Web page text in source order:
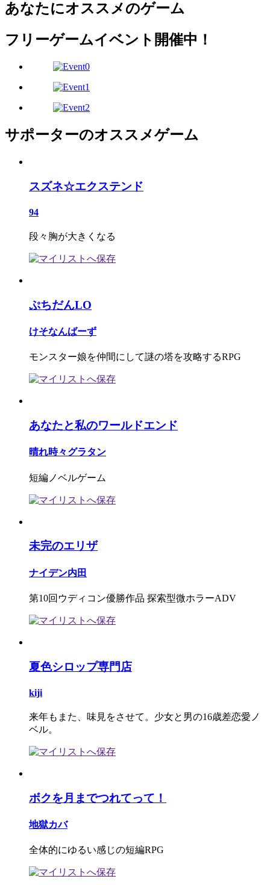
あなたにオススメのゲーム
フリーゲームイベント開催中！
サポーターのオススメゲーム
スズネ☆エクステンド
94
段々胸が大きくなる
ぷちだんLO
けそなんばーず
モンスター娘を仲間にして謎の塔を攻略するRPG
あなたと私のワールドエンド
晴れ時々グラタン
短編ノベルゲーム
未完のエリザ
ナイデン内田
第10回ウディコン優勝作品 探索型微ホラーADV
夏色シロップ専門店
kiji
来年もまた、味見をさせて。少女と男の16歳差恋愛ノ
ベル。
ボクを月までつれてって！
地獄カバ
全体的にゆるい感じの短編RPG